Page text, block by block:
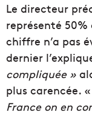
Le directeur
représenté
chiffre n’a pas
dernier
compliquée »
plus carencée. «
France on en